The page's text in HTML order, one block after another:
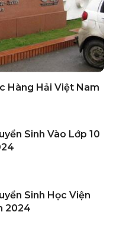
Hàng Hải Việt Nam
Sinh Vào Lớp 10
Sinh Học Viện
2024